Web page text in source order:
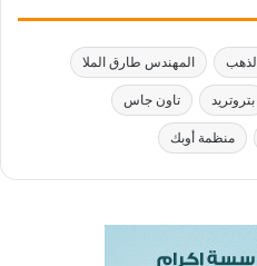
الذهب المهندس طارق الملا
بتروتريد تاون جاس
منظمة أوبك